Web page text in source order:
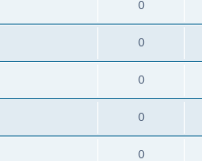
0
0
0
0
0